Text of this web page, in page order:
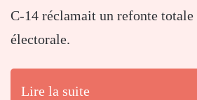
C-14 réclamait un refonte
électorale.
Lire la suite